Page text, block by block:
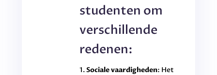
studenten om
verschillende
redenen:
Sociale vaardigheden: Het